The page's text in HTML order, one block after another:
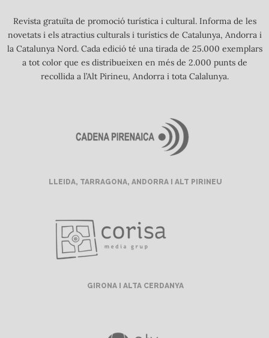
Revista gratuïta de promoció turística i cultural. Informa de les
novetats i els atractius culturals i turístics de Catalunya, Andorra i
la Catalunya Nord. Cada edició té una tirada de 25.000 exemplars
a tot color que es distribueixen en més de 2.000 punts de
recollida a l’Alt Pirineu, Andorra i tota Calalunya.
LLEIDA, TARRAGONA, ANDORRA I ALT PIRINEU
GIRONA I ALTA CERDANYA